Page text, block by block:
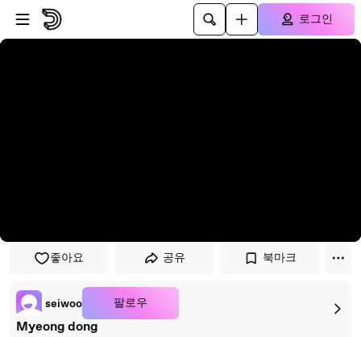
플레이어로 건너뛰기
본문으로 건너뛰기
로그인
좋아요 공유 북마크
seiwoo 팔로우
Myeong dong